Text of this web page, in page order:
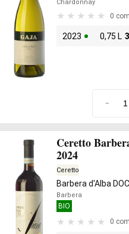
Chardonnay
0
2023 0,75 L
-
Ceretto
2024
Ceretto
Barbera d'Alba
Barbera
BIO
0